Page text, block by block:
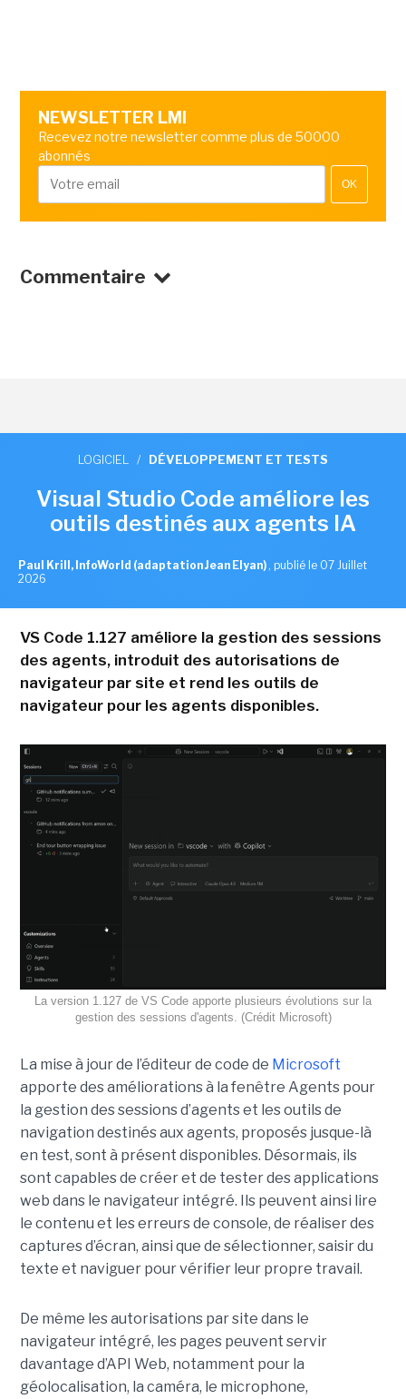
NEWSLETTER LMI
Recevez notre newsletter comme plus de 50000
abonnés
OK
Commentaire
LOGICIEL / DÉVELOPPEMENT ET TESTS
Visual Studio Code améliore les
outils destinés aux agents IA
Paul Krill, InfoWorld (adaptation Jean Elyan) , publié le 07 Juillet
2026
VS Code 1.127 améliore la gestion des sessions
des agents, introduit des autorisations de
navigateur par site et rend les outils de
navigateur pour les agents disponibles.
La version 1.127 de VS Code apporte plusieurs évolutions sur la
gestion des sessions d'agents. (Crédit Microsoft)
La mise à jour de l’éditeur de code de Microsoft
apporte des améliorations à la fenêtre Agents pour
la gestion des sessions d’agents et les outils de
navigation destinés aux agents, proposés jusque-là
en test, sont à présent disponibles. Désormais, ils
sont capables de créer et de tester des applications
web dans le navigateur intégré. Ils peuvent ainsi lire
le contenu et les erreurs de console, de réaliser des
captures d’écran, ainsi que de sélectionner, saisir du
texte et naviguer pour vérifier leur propre travail.
De même les autorisations par site dans le
navigateur intégré, les pages peuvent servir
davantage d’API Web, notamment pour la
géolocalisation, la caméra, le microphone,